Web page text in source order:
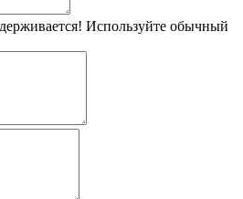
Используйте обычный